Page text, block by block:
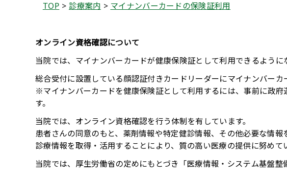
TOP 診療案内 マイナンバーカードの保険証利用
オンライン資格確認について
当院では、マイナンバーカードが健康保険証として利用できるように
総合受付に設置している顔認証付きカードリーダーにマイナンバーカ
※マイナンバーカードを健康保険証として利用するには、事前に政
す。
当院では、オンライン資格確認を行う体制を有しています。
患者さんの同意のもと、薬剤情報や特定健診情報、その他必要な情報
診療情報を取得・活用することにより、質の高い医療の提供に努めて
当院では、厚生労働省の定めにもとづき「医療情報・システム基盤整